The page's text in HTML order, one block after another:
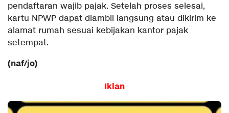
pendaftaran wajib pajak. Setelah proses selesai,
kartu NPWP dapat diambil langsung atau dikirim ke
alamat rumah sesuai kebijakan kantor pajak
setempat.
(naf/jo)
Iklan